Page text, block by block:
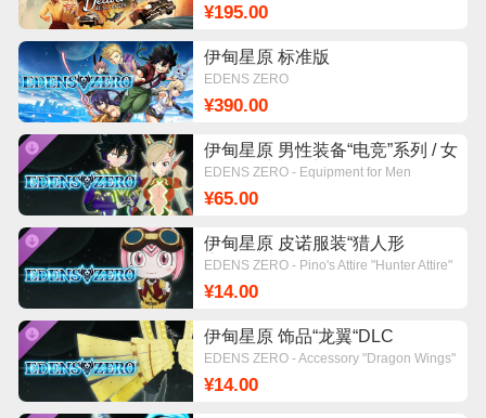
¥195.00
伊甸星原 标准版
EDENS ZERO
¥390.00
伊甸星原 男性装备“电竞”系列 / 女
性装备“赛博”系列DLC
EDENS ZERO - Equipment for Men
Women 『Cyber』 Series
¥65.00
伊甸星原 皮诺服装“猎人形
态“DLC
EDENS ZERO - Pino's Attire "Hunter Attire"
¥14.00
伊甸星原 饰品“龙翼“DLC
EDENS ZERO - Accessory "Dragon Wings"
¥14.00